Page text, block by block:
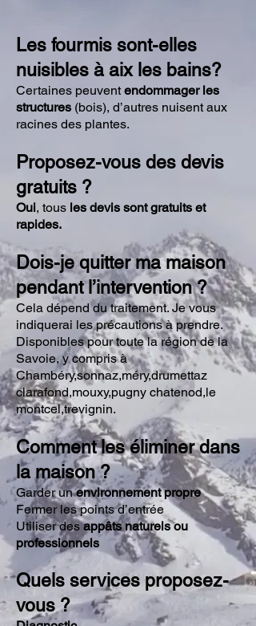
Les fourmis sont-elles
nuisibles àaix les bains?
Certaines peuvent endommager les
structures (bois), d’autres nuisent aux
racines des plantes.
Proposez-vous des devis
gratuits ?
Oui, tous les devis sont gratuits et
rapides.
Dois-je quitter ma maison
pendant l’intervention ?
Cela dépend du traitement. Je vous
indiquerai les précautions à prendre.
Disponibles pour toute la région de la
Savoie, y compris à
Chambéry,sonnaz,méry,drumettaz
clarafond,mouxy,pugny chatenod,le
montcel,trevignin.
Comment les éliminer dans
la maison ?
Garder unenvironnement propre
Fermer les points d’entrée
Utiliser desappâts naturels ou
professionnels
Quels services proposez-
vous ?